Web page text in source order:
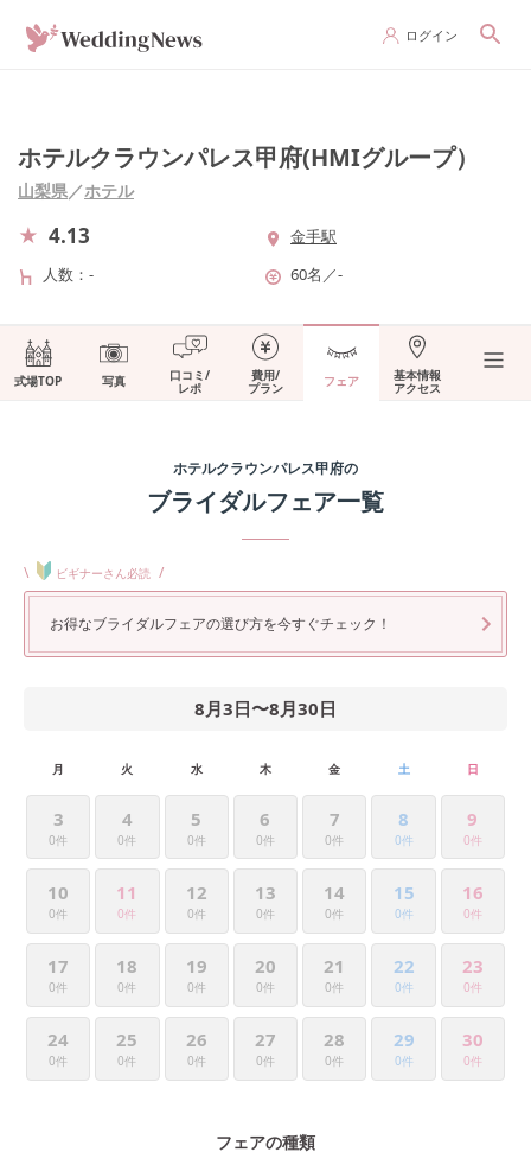
ログイン
ホテルクラウンパレス甲府(HMIグループ）
山梨県／ホテル
4.13
金手駅
人数
- 60名 ／-
式場TOP 写真 口コミ/
レポ
費用/
プラン フェア 基本情報
アクセス
ホテルクラウンパレス甲府の
ブライダルフェア一覧
\ ビギナーさん必読 /
お得なブライダルフェアの選び方を今すぐチェック！
8月3日〜8月30日
月 火 水 木 金 土 日
3
0件
4
0件
5
0件
6
0件
7
0件
8
0件
9
0件
10
0件
11
0件
12
0件
13
0件
14
0件
15
0件
16
0件
17
0件
18
0件
19
0件
20
0件
21
0件
22
0件
23
0件
24
0件
25
0件
26
0件
27
0件
28
0件
29
0件
30
0件
フェアの種類